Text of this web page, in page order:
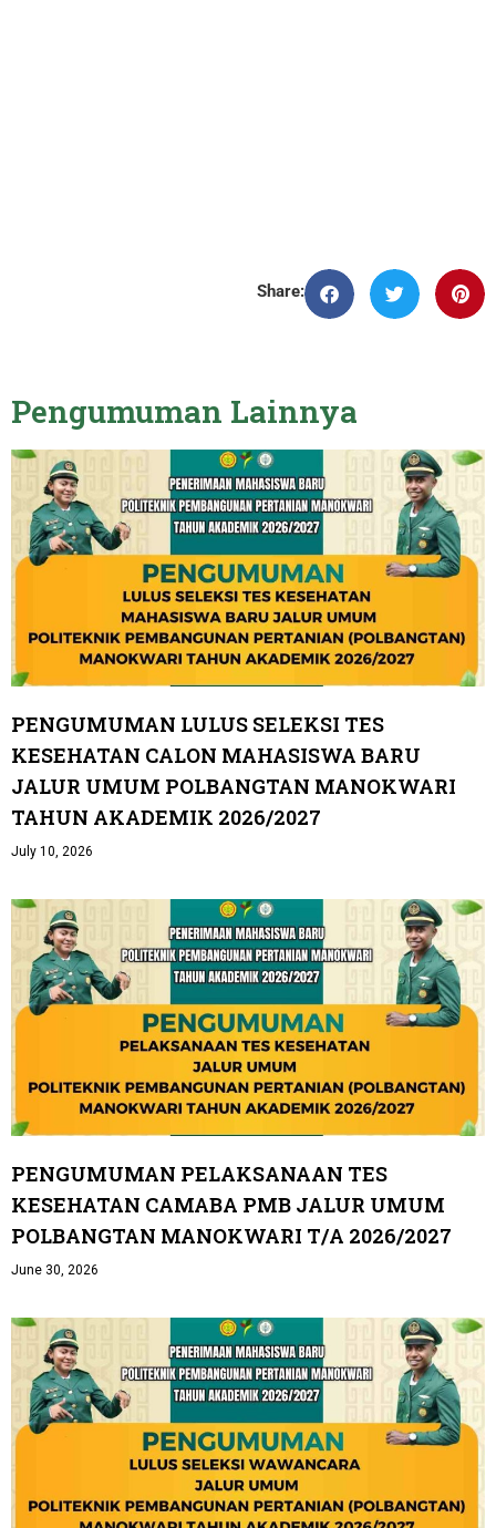
Share:
Pengumuman Lainnya
PENGUMUMAN LULUS SELEKSI TES
KESEHATAN CALON MAHASISWA BARU
JALUR UMUM POLBANGTAN MANOKWARI
TAHUN AKADEMIK 2026/2027
July 10, 2026
PENGUMUMAN PELAKSANAAN TES
KESEHATAN CAMABA PMB JALUR UMUM
POLBANGTAN MANOKWARI T/A 2026/2027
June 30, 2026